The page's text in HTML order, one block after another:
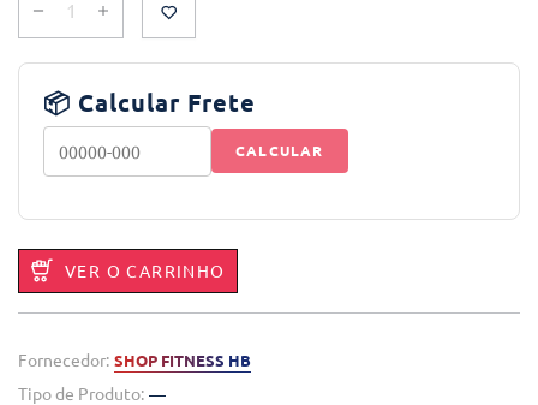
📦 Calcular Frete
CALCULAR
VER O CARRINHO
Fornecedor: SHOP FITNESS HB
Tipo de Produto: —